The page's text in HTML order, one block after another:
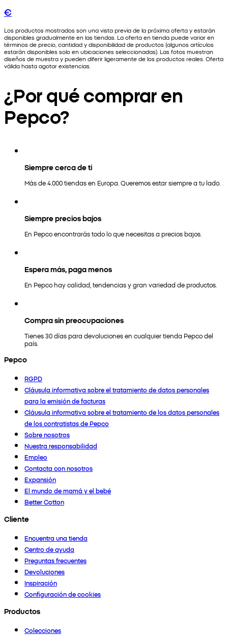
€
Los productos mostrados son una vista previa de la próxima oferta y estarán
disponibles gradualmente en las tiendas. La oferta en tienda puede variar en
términos de precio, cantidad y disponibilidad de productos (algunos artículos
estarán disponibles solo en ubicaciones seleccionadas). Las fotos muestran
diseños de muestra y pueden diferir ligeramente de los productos reales. Oferta
válida hasta agotar existencias.
¿Por qué comprar en
Pepco?
Siempre cerca de ti
Más de 4.000 tiendas en Europa. Queremos estar siempre a tu lado.
Siempre precios bajos
En Pepco encontrarás todo lo que necesitas a precios bajos.
Espera más, paga menos
En Pepco hay calidad, tendencias y gran variedad de productos.
Compra sin preocupaciones
Tienes 30 días para devoluciones en cualquier tienda Pepco del
país.
Pepco
RGPD
Cláusula informativa sobre el tratamiento de datos personales
para la emisión de facturas
Cláusula informativa sobre el tratamiento de los datos personales
de los contratistas de Pepco
Sobre nosotros
Nuestra responsabilidad
Empleo
Contacta con nosotros
Expansión
El mundo de mamá y el bebé
Better Cotton
Cliente
Encuentra una tienda
Centro de ayuda
Preguntas frecuentes
Devoluciones
Inspiración
Configuración de cookies
Productos
Colecciones